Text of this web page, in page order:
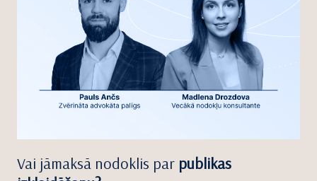
Vai jāmaksā nodoklis par publikas